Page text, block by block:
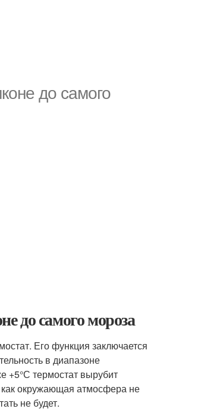
до самого
до самого мороза
Его функция заключается
в диапазоне
+5°С термостат вырубит
как окружающая атмосфера не
не будет.